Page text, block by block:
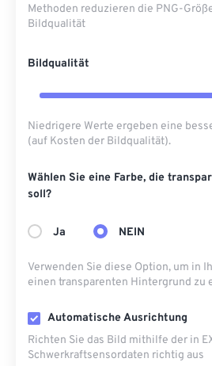
Methoden reduzieren die PNG-
Bildqualität
Bildqualität
Niedrigere Werte ergeben eine
(auf Kosten der Bildqualität).
Wählen Sie eine Farbe, die
soll?
Ja NEIN
Verwenden Sie diese Option, um in
einen transparenten Hintergrund zu
Automatische Ausrichtung
Richten Sie das Bild mithilfe der in
Schwerkraftsensordaten richtig aus